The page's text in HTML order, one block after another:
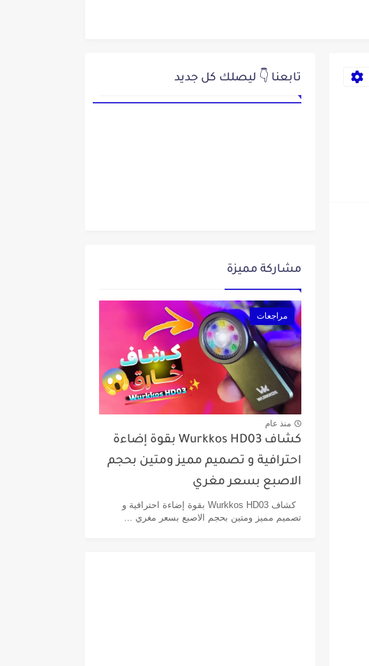
تابعنا 👇 ليصلك كل جديد
مشاركة مميزة
مراجعات
منذ عام
كشاف Wurkkos HD03 بقوة إضاءة
احترافية و تصميم مميز ومتين بحجم
الاصبع بسعر مغري
كشاف Wurkkos HD03 بقوة إضاءة احترافية و
تصميم مميز ومتين بحجم الاصبع بسعر مغري ...